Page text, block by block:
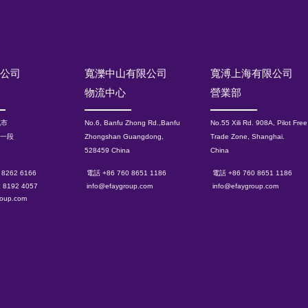
司
段
8262 6166
8192 4057
寬濼中山有限公司
物流中心
No.6, Banfu Zhong Rd.,Banfu
Zhongshan Guangdong,
528459 China
電話 +86 760 8651 1186
info@efaygroup.com
寬溥上海有限公司
營業部
No.55 Xili Rd. 908A, Pilot Free
Trade Zone, Shanghai.
China
電話 +86 760 8651 1186
info@efaygroup.com